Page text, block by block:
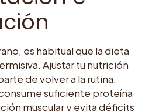
es habitual que la dieta
Ajustar tu nutrición
de volver a la rutina.
suficiente proteína
muscular y evita déficits